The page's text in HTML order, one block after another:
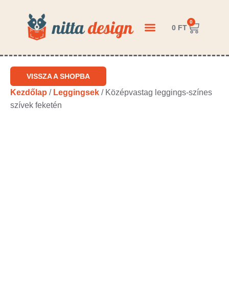
0 FT
0
VISSZA A SHOPBA
Kezdőlap / Leggingsek / Középvastag leggings-színes
szívek feketén